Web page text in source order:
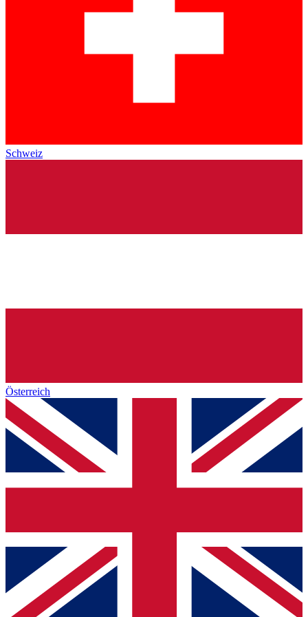
Schweiz
Österreich